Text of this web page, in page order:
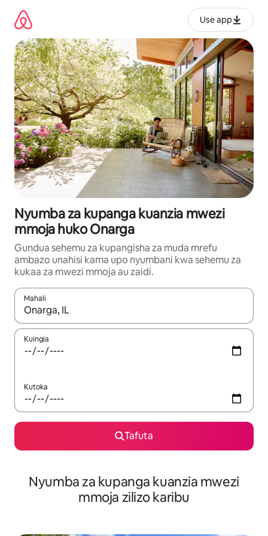
kwenda
kwenye
maudhui
Use app
Nyumba za kupanga kuanzia mwezi
mmoja huko Onarga
Gundua sehemu za kupangisha za muda mrefu
ambazo unahisi kama upo nyumbani kwa sehemu za
kukaa za mwezi mmoja au zaidi.
Mahali
Wakati matokeo yanapatikana, vinjari kwa kutumia vitufe vya
Kuingia
Kutoka
Tafuta
Nyumba za kupanga kuanzia mwezi
mmoja zilizo karibu